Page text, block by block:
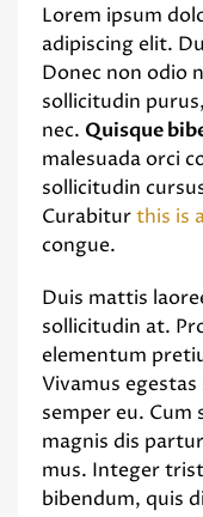
Lorem ipsum
adipiscing elit.
Donec non odio
sollicitudin
nec. Quisque
malesuada orci
sollicitudin
Curabiturthis is
congue.
Duis mattis
sollicitudin at.
elementum
Vivamus
semper eu. Cum
magnis dis
mus. Integer
bibendum, quis